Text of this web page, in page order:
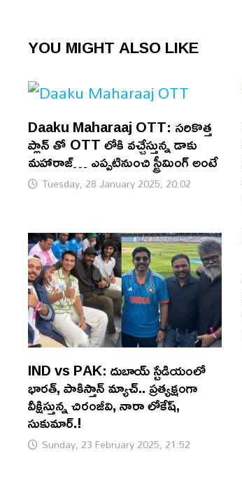
YOU MIGHT ALSO LIKE
Daaku Maharaaj OTT: సరికొత్త
ప్లాన్ తో OTT లోకి వచ్చేస్తున్న డాకు
మహారాజ్… ఎప్పటినుంచి స్ట్రీమింగ్ అంటే
Tuesday, 28 January 2025, 20:02
IND vs PAK: దుబాయ్ స్టేడియంలో
భారత్, పాకిస్తాన్ మ్యాచ్.. ప్రత్యక్షంగా
వీక్షిస్తున్న చిరంజీవి, నారా లోకేష్,
సుకుమార్.!
Sunday, 23 February 2025, 21:52